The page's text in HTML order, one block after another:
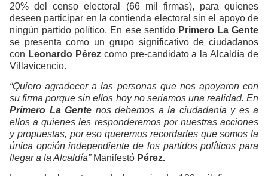
20% del censo electoral (66 mil firmas), para quienes
deseen participar en la contienda electoral sin el apoyo de
ningún partido político. En ese sentido Primero La Gente
se presenta como un grupo significativo de ciudadanos
con Leonardo Pérezcomo pre-candidato a la Alcaldía de
Villavicencio.
“Quiero agradecer a las personas que nos apoyaron con
su firma porque sin ellos hoy no seriamos una realidad. En
Primero La Gente nos debemos a la ciudadanía y es a
ellos a quienes les responderemos por nuestras acciones
y propuestas, por eso queremos recordarles que somos la
única opción independiente de los partidos políticos para
llegar a la Alcaldía”Manifestó Pérez.